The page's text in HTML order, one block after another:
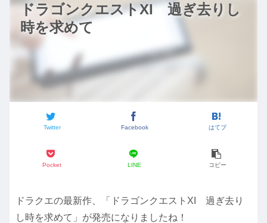
ドラゴンクエストXI 過ぎ去りし
時を求めて
Twitter Facebook はてブ
Pocket LINE コピー
ドラクエの最新作、「ドラゴンクエストXI 過ぎ去り
し時を求めて」が発売になりましたね！